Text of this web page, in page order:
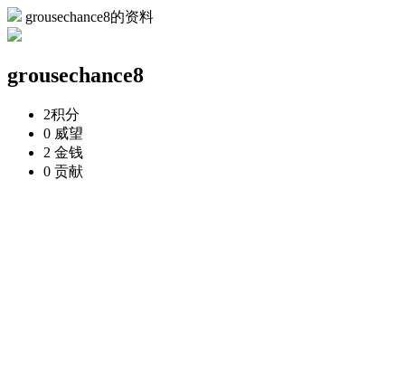
grousechance8的资料
grousechance8
2积分
0 威望
2 金钱
0 贡献